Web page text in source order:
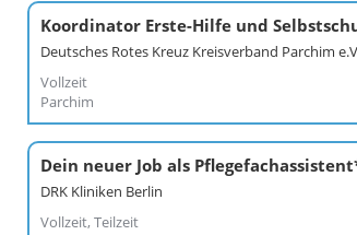
Deutsches Rotes Kreuz Kreisverband Parchim
Vollzeit
Parchim
DRK Kliniken Berlin
Vollzeit, Teilzeit